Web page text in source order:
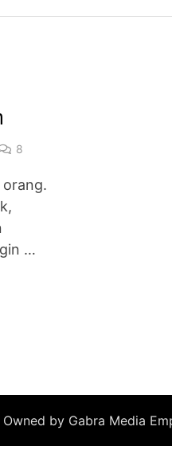
8
…
by Gabra Media